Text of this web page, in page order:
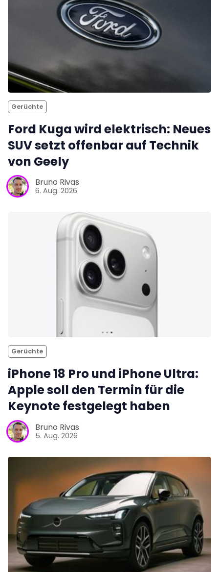
Gerüchte
Ford Kuga wird elektrisch: Neues
SUV setzt offenbar auf Technik
von Geely
Bruno Rivas
6. Aug. 2026
Gerüchte
iPhone 18 Pro und iPhone Ultra:
Apple soll den Termin für die
Keynote festgelegt haben
Bruno Rivas
5. Aug. 2026